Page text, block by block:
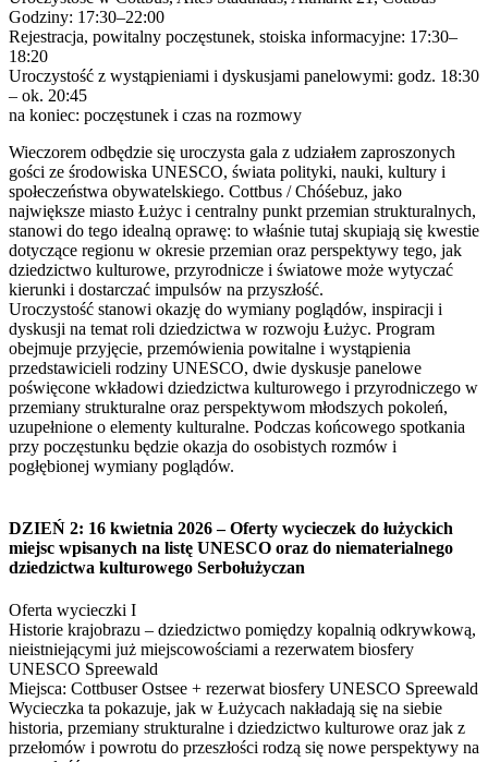
Godziny: 17:30–22:00
Rejestracja, powitalny poczęstunek, stoiska informacyjne: 17:30–
18:20
Uroczystość z wystąpieniami i dyskusjami panelowymi: godz. 18:30
– ok. 20:45
na koniec: poczęstunek i czas na rozmowy
Wieczorem odbędzie się uroczysta gala z udziałem zaproszonych
gości ze środowiska UNESCO, świata polityki, nauki, kultury i
społeczeństwa obywatelskiego. Cottbus / Chóśebuz, jako
największe miasto Łużyc i centralny punkt przemian strukturalnych,
stanowi do tego idealną oprawę: to właśnie tutaj skupiają się kwestie
dotyczące regionu w okresie przemian oraz perspektywy tego, jak
dziedzictwo kulturowe, przyrodnicze i światowe może wytyczać
kierunki i dostarczać impulsów na przyszłość.
Uroczystość stanowi okazję do wymiany poglądów, inspiracji i
dyskusji na temat roli dziedzictwa w rozwoju Łużyc. Program
obejmuje przyjęcie, przemówienia powitalne i wystąpienia
przedstawicieli rodziny UNESCO, dwie dyskusje panelowe
poświęcone wkładowi dziedzictwa kulturowego i przyrodniczego w
przemiany strukturalne oraz perspektywom młodszych pokoleń,
uzupełnione o elementy kulturalne. Podczas końcowego spotkania
przy poczęstunku będzie okazja do osobistych rozmów i
pogłębionej wymiany poglądów.
DZIEŃ 2: 16 kwietnia 2026 – Oferty wycieczek do łużyckich
miejsc wpisanych na listę UNESCO oraz do niematerialnego
dziedzictwa kulturowego Serbołużyczan
Oferta wycieczki I
Historie krajobrazu – dziedzictwo pomiędzy kopalnią odkrywkową,
nieistniejącymi już miejscowościami a rezerwatem biosfery
UNESCO Spreewald
Miejsca: Cottbuser Ostsee + rezerwat biosfery UNESCO Spreewald
Wycieczka ta pokazuje, jak w Łużycach nakładają się na siebie
historia, przemiany strukturalne i dziedzictwo kulturowe oraz jak z
przełomów i powrotu do przeszłości rodzą się nowe perspektywy na